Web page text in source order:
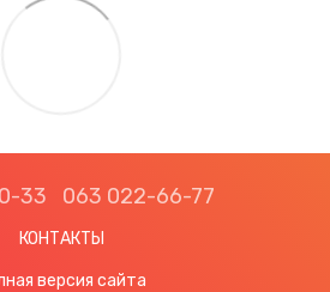
33 063 022-66-77
КОНТАКТЫ
версия сайта